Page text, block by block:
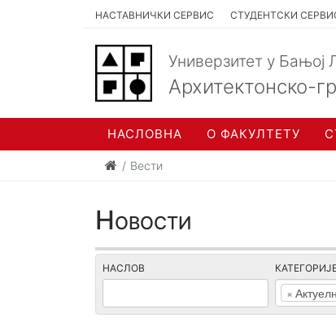
НАСТАВНИЧКИ СЕРВИС СТУДЕНТСКИ
Универзитет у Бањој
Архитектонско-
НАСЛОВНА О ФАКУЛТЕТУ
Вести
Новости
НАСЛОВ
×